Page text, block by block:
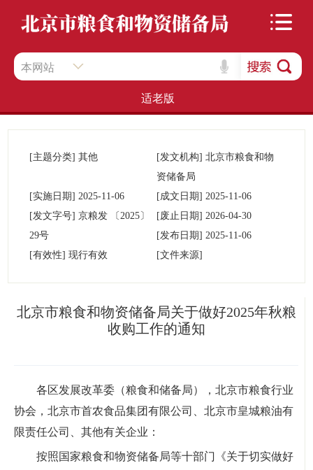
本网站
适老版
[主题分类]其他 [发文机构] 北京市粮食和物
资储备局
[实施日期]2025-11-06 [成文日期] 2025-11-06
[发文字号]京粮发
〔2025〕
29号
[废止日期] 2026-04-30
[发布日期] 2025-11-06
[有效性]现行有效 [文件来源]
北京市粮食和物资储备局关于做好2025年秋粮
收购工作的通知
各区发展改革委（粮食和储备局），北京市粮食行业
协会，北京市首农食品集团有限公司、北京市皇城粮油有
限责任公司、其他有关企业：
按照国家粮食和物资储备局等十部门《关于切实做好